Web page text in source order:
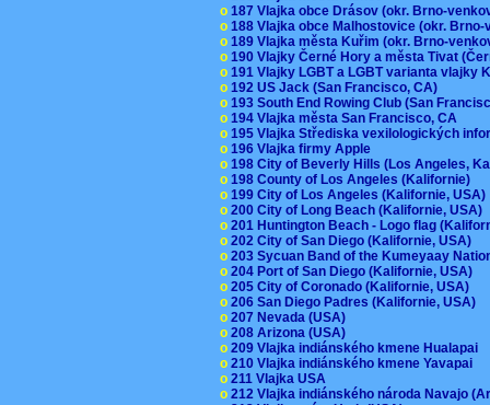
o 187 Vlajka obce Drásov (okr. Brno-
o 188 Vlajka obce Malhostovice (okr.
o 189 Vlajka města Kuřim (okr. Brno-
o 190 Vlajky Černé Hory a města Tivat
o 191 Vlajky LGBT a LGBT varianta vlajky
o 192 US Jack (San Francisco, CA)
o 193 South End Rowing Club (San
o 194 Vlajka města San Francisco, CA
o 195 Vlajka Střediska vexilologických
o 196 Vlajka firmy Apple
o 198 City of Beverly Hills (Los Angeles,
o 198 County of Los Angeles (Kalifornie)
o 199 City of Los Angeles (Kalifornie,
o 200 City of Long Beach (Kalifornie, USA)
o 201 Huntington Beach - Logo flag
o 202 City of San Diego (Kalifornie, USA)
o 203 Sycuan Band of the Kumeyaay
o 204 Port of San Diego (Kalifornie, USA)
o 205 City of Coronado (Kalifornie, USA)
o 206 San Diego Padres (Kalifornie, USA)
o 207 Nevada (USA)
o 208 Arizona (USA)
o 209 Vlajka indiánského kmene Hualapai
o 210 Vlajka indiánského kmene Yavapai
o 211 Vlajka USA
o 212 Vlajka indiánského národa Navajo